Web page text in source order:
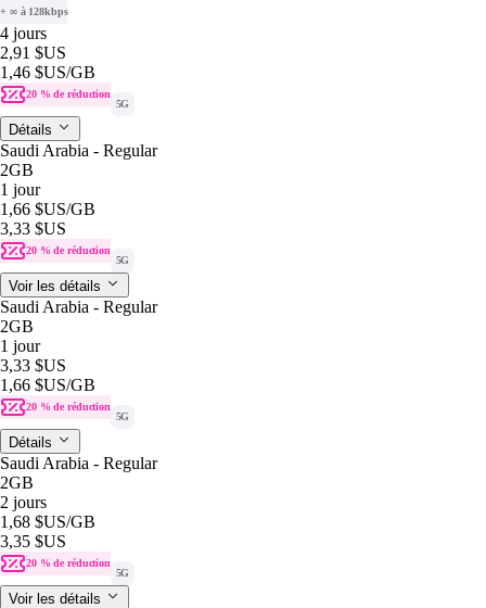
+ ∞ à 128kbps
4 jours
2,91 $US
1,46 $US/GB
20 % de réduction
5G
Détails
Saudi Arabia - Regular
2GB
1 jour
1,66 $US/GB
3,33 $US
20 % de réduction
5G
Voir les détails
Saudi Arabia - Regular
2GB
1 jour
3,33 $US
1,66 $US/GB
20 % de réduction
5G
Détails
Saudi Arabia - Regular
2GB
2 jours
1,68 $US/GB
3,35 $US
20 % de réduction
5G
Voir les détails